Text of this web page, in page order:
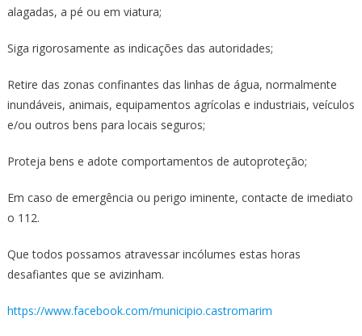
alagadas, a pé ou em viatura;
Siga rigorosamente as indicações das autoridades;
Retire das zonas confinantes das linhas de água, normalmente
inundáveis, animais, equipamentos agrícolas e industriais, veículos
e/ou outros bens para locais seguros;
Proteja bens e adote comportamentos de autoproteção;
Em caso de emergência ou perigo iminente, contacte de imediato
o 112.
Que todos possamos atravessar incólumes estas horas
desafiantes que se avizinham.
https://www.facebook.com/municipio.castromarim